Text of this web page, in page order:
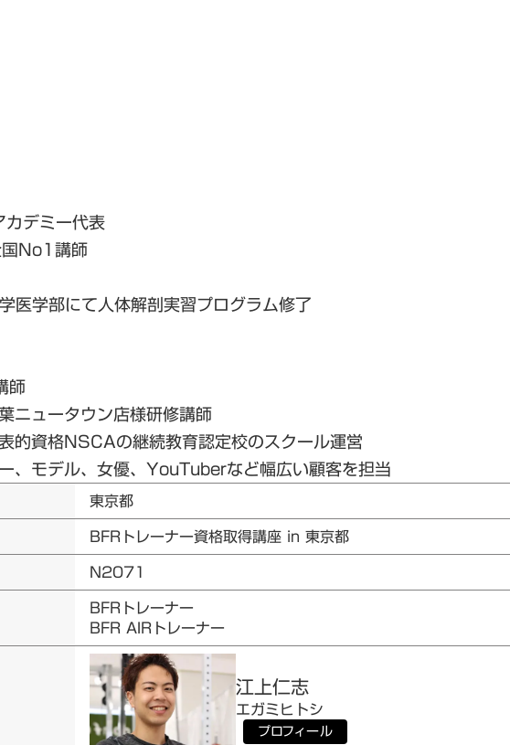
デミー代表
No1講師
学部にて人体解剖実習プログラム修了
師
ニュータウン店様研修講師
的資格NSCAの継続教育認定校のスクール運営
、モデル、女優、YouTuberなど幅広い顧客を担当
東京都
BFRトレーナー資格取得講座 in 東京都
N2071
BFRトレーナー
BFR AIRトレーナー
江上仁志
エガミヒトシ
プロフィール